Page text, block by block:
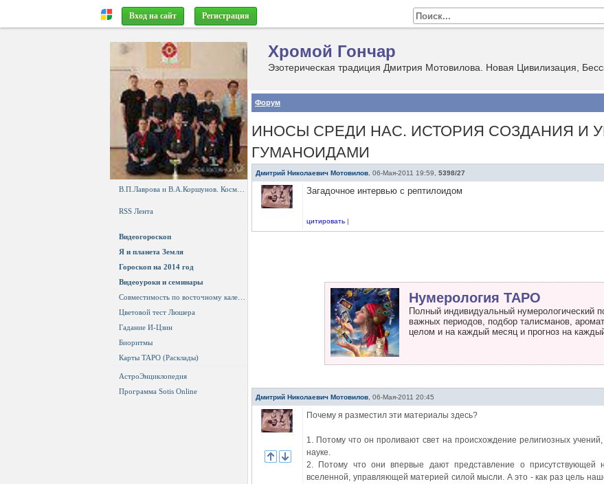
Вход на сайт Регистрация
Хромой Гончар
RSS Лента
Видеогороскоп
Я и планета Земля
Гороскоп на 2014 год
Видеоуроки и семинары
Цветовой тест Люшера
Гадание И-Цзин
Биоритмы
Карты ТАРО (Расклады)
АстроЭнциклопедия
Программа Sotis Online
Форум
ИНОСЫ СРЕДИ НАС. ИСТОРИЯ СОЗДАНИЯ И
ГУМАНОИДАМИ
Дмитрий Николаевич Мотовилов 06-Мая-2011 19:59 5398/27
Загадочное интервью с рептилоидом
цитировать |
Нумерология ТАРО
Полный индивидуальный нумерологический
важных периодов, подбор талисманов,
целом и на каждый месяц и прогноз на
Дмитрий Николаевич Мотовилов 06-Мая-2011 20:45
Почему я разместил эти материалы здесь?
1. Потому что он проливают свет на происхождение религиозных
науке.
2. Потому что они впервые дают представление о присутствующей
вселенной, управляющей материей силой мысли. А это - как раз цель